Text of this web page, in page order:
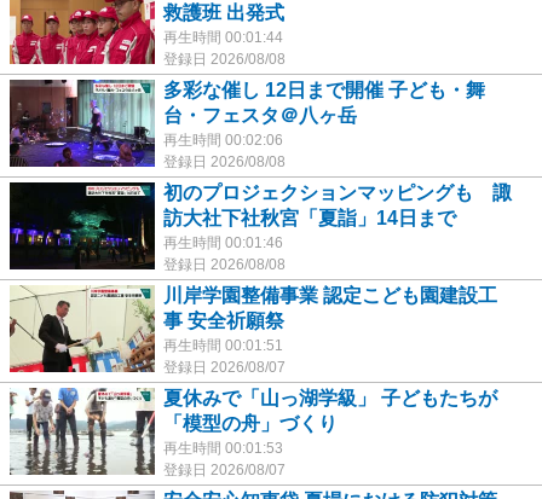
救護班 出発式
再生時間 00:01:44
登録日 2026/08/08
多彩な催し 12日まで開催 子ども・舞
台・フェスタ＠八ヶ岳
再生時間 00:02:06
登録日 2026/08/08
初のプロジェクションマッピングも 諏
訪大社下社秋宮「夏詣」14日まで
再生時間 00:01:46
登録日 2026/08/08
川岸学園整備事業 認定こども園建設工
事 安全祈願祭
再生時間 00:01:51
登録日 2026/08/07
夏休みで「山っ湖学級」 子どもたちが
「模型の舟」づくり
再生時間 00:01:53
登録日 2026/08/07